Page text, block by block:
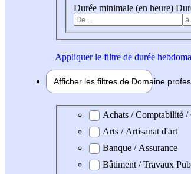
Durée minimale (en heure)
Appliquerle filtre de durée
Afficher les filtres de Domaine pro
Domaine professionel
Achats / Comptabilité /
Arts / Artisanat d'art
Banque / Assurance
Bâtiment / Travaux